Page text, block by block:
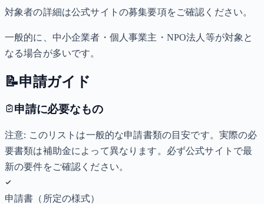
対象者の詳細は公式サイトの募集要項をご確認ください。
一般的に、中小企業者・個人事業主・NPO法人等が対象と
なる場合が多いです。
📝申請ガイド
申請に必要なもの
注意: このリストは一般的な申請書類の目安です。実際の必
要書類は補助金によって異なります。必ず公式サイトで最
新の要件をご確認ください。
申請書（所定の様式）